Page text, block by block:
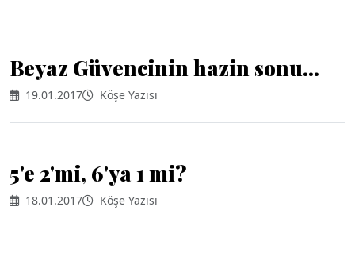
Beyaz Güvencinin hazin sonu...
19.01.2017 Köşe Yazısı
5'e 2'mi, 6'ya 1 mi?
18.01.2017 Köşe Yazısı